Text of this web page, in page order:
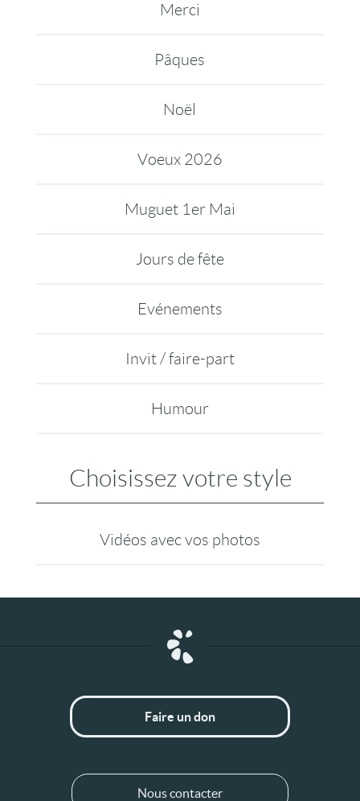
Merci
Pâques
Noël
Voeux 2026
Muguet 1er Mai
Jours de fête
Evénements
Invit / faire-part
Humour
Choisissez votre style
Vidéos avec vos photos
Faire un don
Nous contacter